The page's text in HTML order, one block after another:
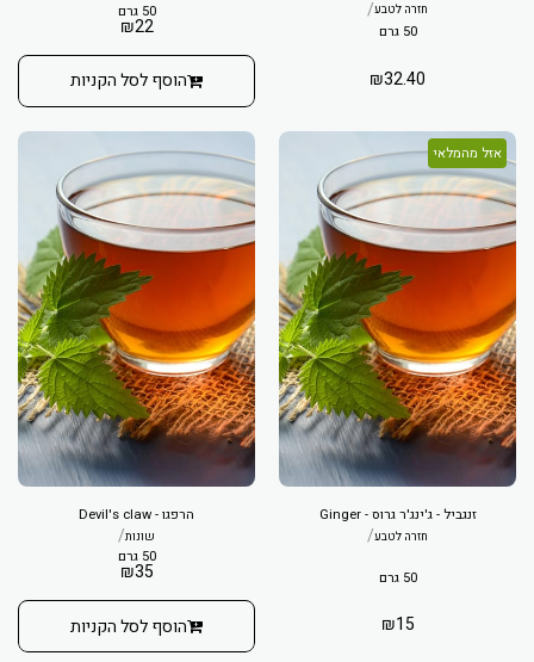
חזרה לטבע/
50 גרם
₪32.40
50 גרם
₪22
הוסף לסל הקניות
אזל מהמלאי
זנגביל - ג'ינג'ר גרוס - Ginger
חזרה לטבע/
50 גרם
₪15
הרפגו - Devil's claw
שונות/
50 גרם
₪35
הוסף לסל הקניות